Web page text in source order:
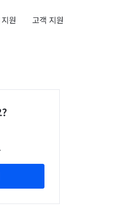
원 고객 지원